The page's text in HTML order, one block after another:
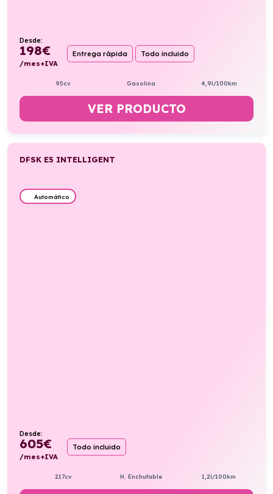
Desde:
198€
/mes+IVA
Entrega rápida Todo incluido
95cv Gasolina 4,9l/100km
VER PRODUCTO
DFSK E5 INTELLIGENT
Automático
Desde:
605€
/mes+IVA
Todo incluido
217cv H. Enchufable 1,2l/100km